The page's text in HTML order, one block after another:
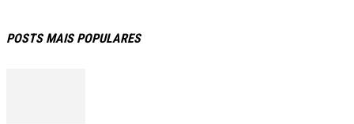
POSTS MAIS POPULARES